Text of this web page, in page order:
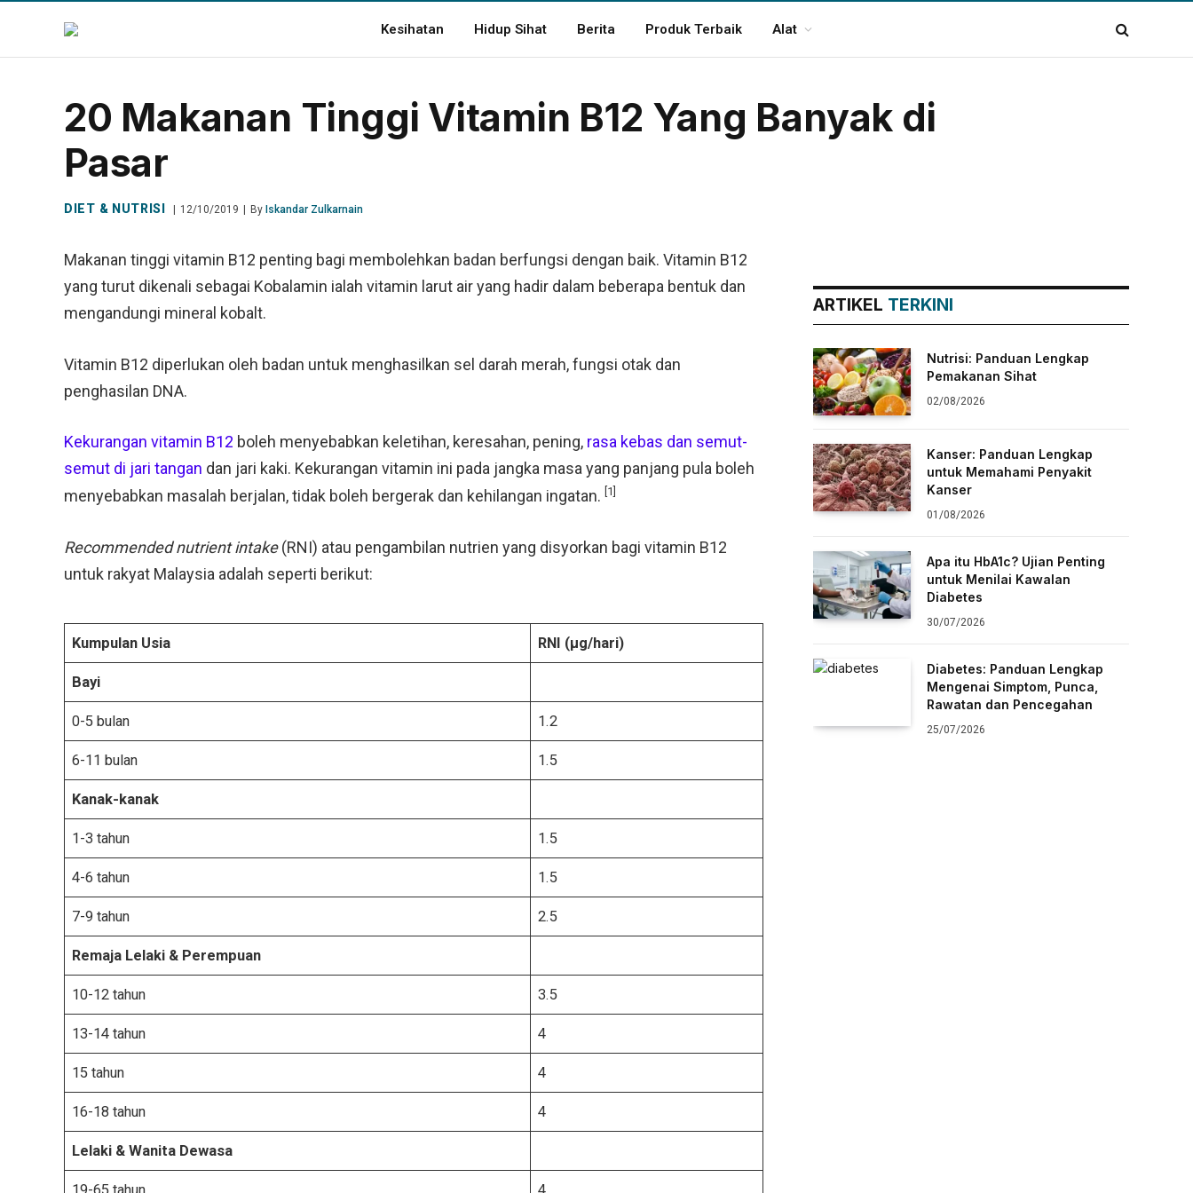
Kesihatan Hidup Sihat Berita Produk Terbaik Alat
20 Makanan Tinggi Vitamin B12 Yang Banyak di
Pasar
DIET & NUTRISI 12/10/2019 By Iskandar Zulkarnain
Makanan tinggi vitamin B12 penting bagi membolehkan badan berfungsi dengan baik. Vitamin B12
yang turut dikenali sebagai Kobalamin ialah vitamin larut air yang hadir dalam beberapa bentuk dan
mengandungi mineral kobalt.
Vitamin B12 diperlukan oleh badan untuk menghasilkan sel darah merah, fungsi otak dan
penghasilan DNA.
Kekurangan vitamin B12 boleh menyebabkan keletihan, keresahan, pening, rasa kebas dan semut-
semut di jari tangan dan jari kaki. Kekurangan vitamin ini pada jangka masa yang panjang pula boleh
menyebabkan masalah berjalan, tidak boleh bergerak dan kehilangan ingatan. [1]
Recommended nutrient intake(RNI) atau pengambilan nutrien yang disyorkan bagi vitamin B12
untuk rakyat Malaysia adalah seperti berikut:
Kumpulan Usia RNI (µg/hari)
Bayi
0-5 bulan 1.2
6-11 bulan 1.5
Kanak-kanak
1-3 tahun 1.5
4-6 tahun 1.5
7-9 tahun 2.5
Remaja Lelaki & Perempuan
10-12 tahun 3.5
13-14 tahun 4
15 tahun 4
16-18 tahun 4
Lelaki & Wanita Dewasa
ARTIKEL TERKINI
Nutrisi: Panduan Lengkap
Pemakanan Sihat
02/08/2026
Kanser: Panduan Lengkap
untuk Memahami Penyakit
Kanser
01/08/2026
Apa itu HbA1c? Ujian Penting
untuk Menilai Kawalan
Diabetes
30/07/2026
Diabetes: Panduan Lengkap
Mengenai Simptom, Punca,
Rawatan dan Pencegahan
25/07/2026